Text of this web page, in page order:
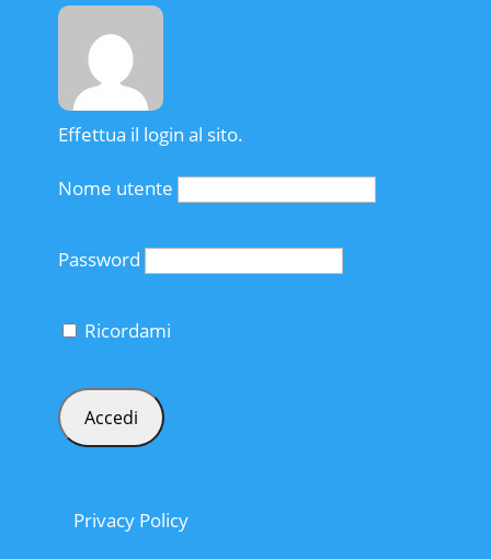
Effettua il login al sito.
Nome utente
Password
Ricordami
Privacy Policy